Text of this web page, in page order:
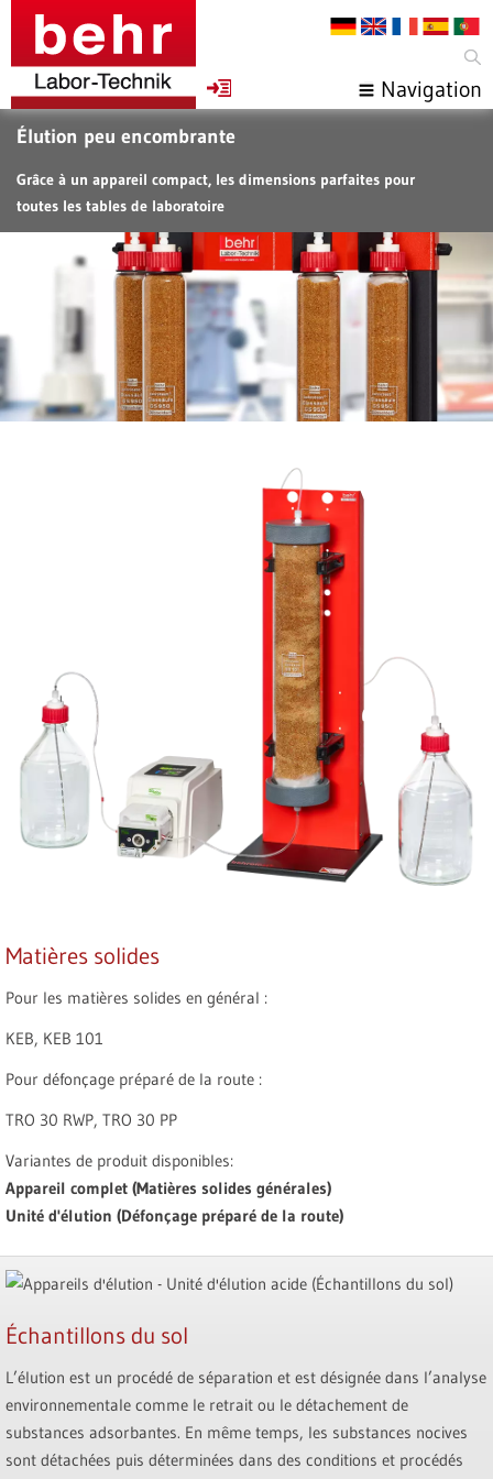
Navigation
Élution peu encombrante
Grâce à un appareil compact, les dimensions parfaites pour
toutes les tables de laboratoire
Matières solides
Pour les matières solides en général :
KEB, KEB 101
Pour défonçage préparé de la route :
TRO 30 RWP, TRO 30 PP
Variantes de produit disponibles:
Appareil complet (Matières solides générales)
Unité d'élution (Défonçage préparé de la route)
Échantillons du sol
L’élution est un procédé de séparation et est désignée dans l’analyse
environnementale comme le retrait ou le détachement de
substances adsorbantes. En même temps, les substances nocives
sont détachées puis déterminées dans des conditions et procédés